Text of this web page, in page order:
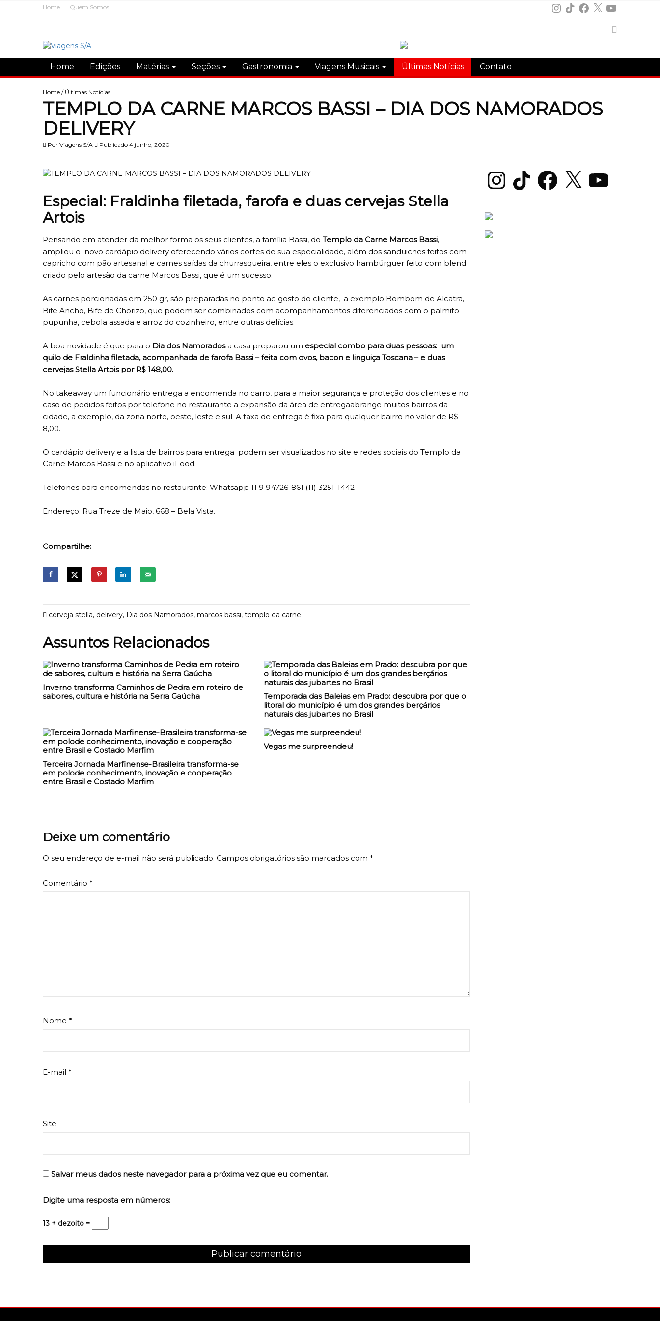
Home Quem Somos Instagram
TikTokFacebook
X YouTube
Home Edições Matérias Seções Gastronomia Viagens Musicais Últimas Notícias Contato
Home / Últimas Notícias
TEMPLO DA CARNE MARCOS BASSI – DIA DOS NAMORADOS
DELIVERY
Por Viagens S/A Publicado 4 junho, 2020
Especial: Fraldinha filetada, farofa e duas cervejas Stella
Artois
Pensando em atender da melhor forma os seus clientes, a família Bassi, do Templo da Carne Marcos Bassi,
ampliou o novo cardápio delivery oferecendo vários cortes de sua especialidade, além dos sanduiches feitos com
capricho com pão artesanal e carnes saídas da churrasqueira, entre eles o exclusivo hambúrguer feito com blend
criado pelo artesão da carne Marcos Bassi, que é um sucesso.
As carnes porcionadas em 250 gr, são preparadas no ponto ao gosto do cliente, a exemplo Bombom de Alcatra,
Bife Ancho, Bife de Chorizo, que podem ser combinados com acompanhamentos diferenciados com o palmito
pupunha, cebola assada e arroz do cozinheiro, entre outras delícias.
A boa novidade é que para o Dia dos Namoradosa casa preparou um especial combo para duas pessoas: um
quilo de Fraldinha filetada, acompanhada de farofa Bassi – feita com ovos, bacon e linguiça Toscana – e duas
cervejas Stella Artois por R$ 148,00.
No takeaway um funcionário entrega a encomenda no carro, para a maior segurança e proteção dos clientes e no
caso de pedidos feitos por telefone no restaurante a expansão da área de entregaabrange muitos bairros da
cidade, a exemplo, da zona norte, oeste, leste e sul. A taxa de entrega é fixa para qualquer bairro no valor de R$
8,00.
O cardápio delivery e a lista de bairros para entrega podem ser visualizados no site e redes sociais do Templo da
Carne Marcos Bassi e no aplicativo iFood.
Telefones para encomendas no restaurante: Whatsapp 11 9 94726-861 (11) 3251-1442
Endereço: Rua Treze de Maio, 668 – Bela Vista.
Compartilhe:
cerveja stella, delivery, Dia dos Namorados, marcos bassi, templo da carne
Assuntos Relacionados
Inverno transforma Caminhos de Pedra em roteiro de
sabores, cultura e história na Serra Gaúcha
Temporada das Baleias em Prado: descubra por que o
litoral do município é um dos grandes berçários
naturais das jubartes no Brasil
Terceira Jornada Marfinense-Brasileira transforma-se
em polode conhecimento, inovação e cooperação
entre Brasil e Costado Marfim
Vegas me surpreendeu!
Deixe um comentário
O seu endereço de e-mail não será publicado. Campos obrigatórios são marcados com *
Comentário *
Nome *
E-mail *
Site
Salvar meus dados neste navegador para a próxima vez que eu comentar.
Digite uma resposta em números:
13 + dezoito =
InstagramTikTok Facebook
X YouTube